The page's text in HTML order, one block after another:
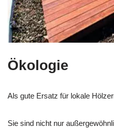
Ökologie
Als gute Ersatz für lokale
Sie sind nicht nur